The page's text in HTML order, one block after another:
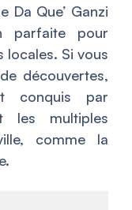
Da Que’ Ganzi
parfaite pour
locales. Si vous
découvertes,
conquis par
les multiples
comme la